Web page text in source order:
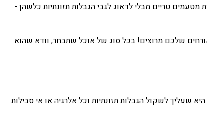
טריים מבלי לדאוג לגבי הגבלות תזונתיות כלשהן -
שלכם מרוצים! בכל סוג של אוכל שתבחר, וודא שהוא
שעליך לשקול הגבלות תזונתיות וכל אלרגיה או אי סבילות